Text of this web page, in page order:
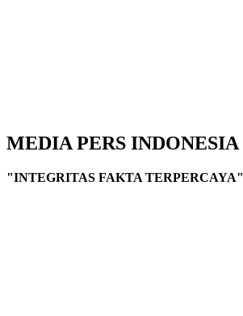
MEDIA PERS INDONESIA
"INTEGRITAS FAKTA TERPERCAYA"